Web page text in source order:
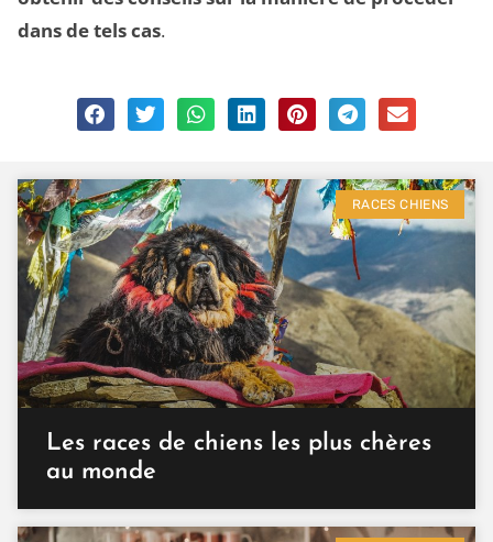
dans de tels cas.
RACES CHIENS
Les races de chiens les plus chères
au monde